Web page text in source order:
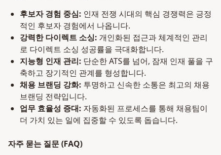
후보자 경험 중심: 인재 전쟁 시대의 핵심 경쟁력은 긍정
적인 후보자 경험에서 나옵니다.
강력한 다이렉트 소싱: 개인화된 접근과 체계적인 관리
로 다이렉트 소싱 성공률을 극대화합니다.
지능형 인재 관리: 단순한 ATS를 넘어, 잠재 인재 풀을 구
축하고 장기적인 관계를 형성합니다.
채용 브랜딩 강화: 투명하고 신속한 소통은 최고의 채용
브랜딩 전략입니다.
업무 효율성 증대: 자동화된 프로세스를 통해 채용팀이
더 가치 있는 일에 집중할 수 있도록 돕습니다.
자주 묻는 질문 (FAQ)